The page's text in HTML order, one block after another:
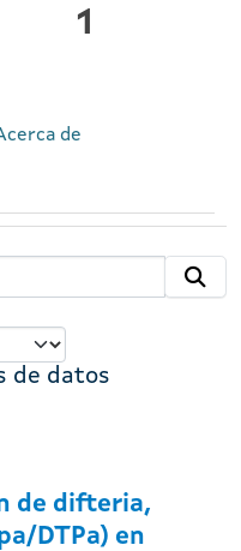
1
de
de datos
de difteria,
DTPa) en